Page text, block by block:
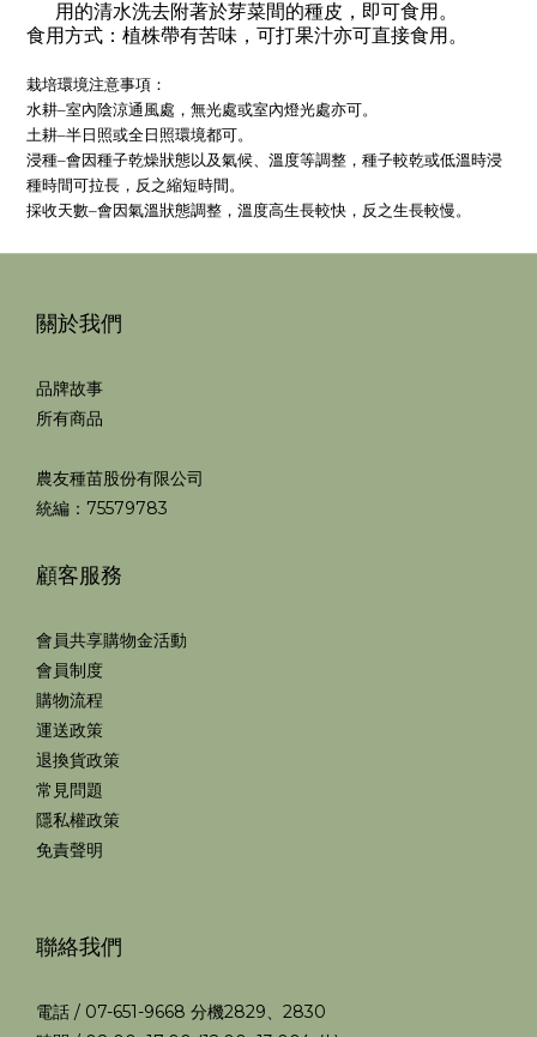
用的清水洗去附著於芽菜間的種皮，即可食用。
食用方式：植株帶有苦味，可打果汁亦可直接食用。
栽培環境注意事項：
水耕–室內陰涼通風處，無光處或室內燈光處亦可。
土耕–半日照或全日照環境都可。
浸種–會因種子乾燥狀態以及氣候、溫度等調整 ，種子較乾或低溫時浸
種時間可拉長，反之縮短時間。
採收天數–會因氣溫狀態調整，溫度高生長較快，反之生長較慢。
關於我們
品牌故事
所有商品
農友種苗股份有限公司
統編：75579783
顧客服務
會員共享購物金活動
會員制度
購物流程
運送政策
退換貨政策
常見問題
隱私權政策
免責聲明
聯絡我們
電話 / 07-651-9668 分機2829、2830